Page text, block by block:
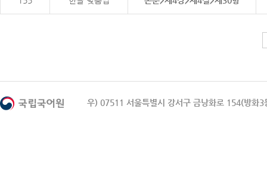
우) 07511 서울특별시 강서구 금낭화로 154(방화3